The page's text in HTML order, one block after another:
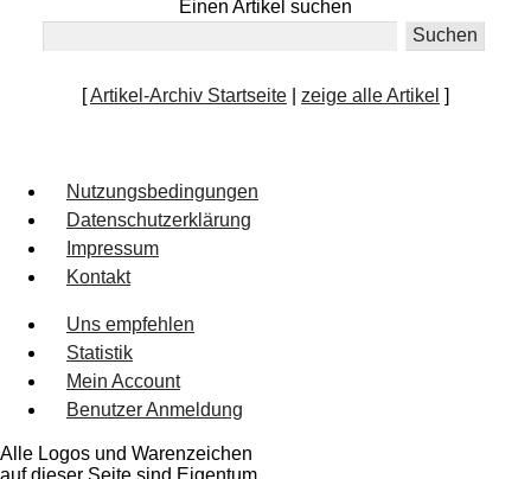
Einen Artikel suchen
[Artikel-Archiv Startseite zeige alle Artikel ]
Nutzungsbedingungen
Datenschutzerklärung
Impressum
Kontakt
Uns empfehlen
Statistik
Mein Account
Benutzer Anmeldung
Alle Logos und Warenzeichen